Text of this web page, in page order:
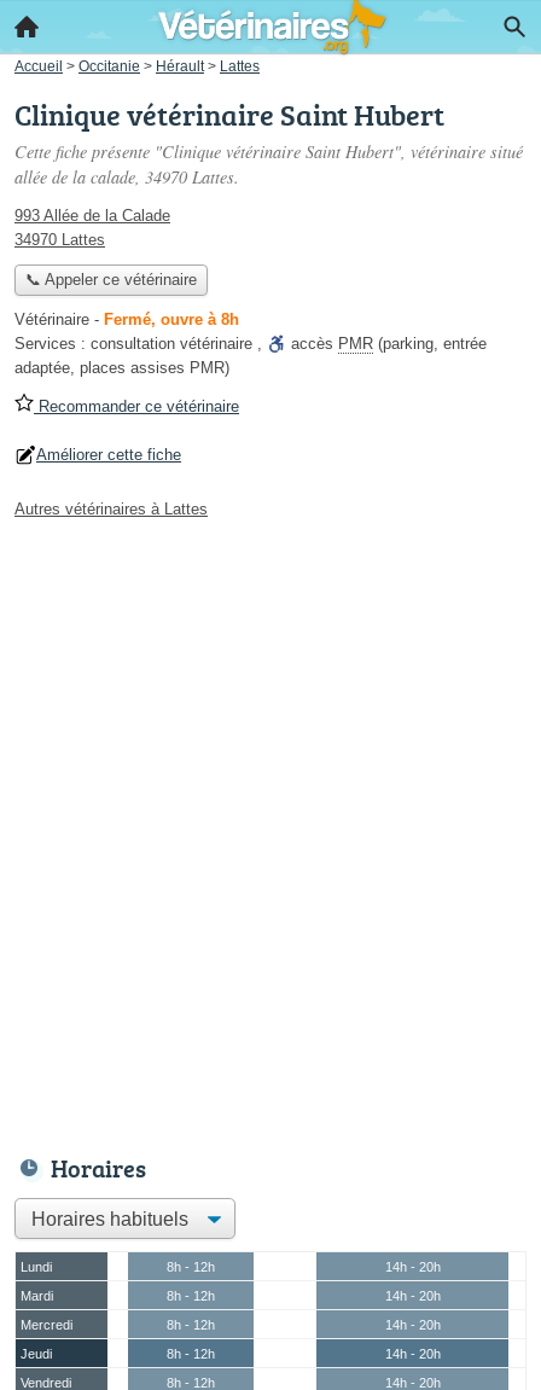
Accueil > Occitanie > Hérault > Lattes
Clinique vétérinaire Saint Hubert
Cette fiche présente "Clinique vétérinaire Saint Hubert", vétérinaire situé
allée de la calade, 34970 Lattes.
993 Allée de la Calade
34970 Lattes
📞 Appeler ce vétérinaire
Vétérinaire - Fermé, ouvre à 8h
Services : consultation vétérinaire , accès PMR (parking, entrée
adaptée, places assises PMR)
Recommander ce vétérinaire
Améliorer cette fiche
Autres vétérinaires à Lattes
Horaires
Lundi 8h - 12h
14h - 20h
Mardi
8h - 12h
14h - 20h
Mercredi
8h - 12h
14h - 20h
Jeudi
8h - 12h
14h - 20h
Vendredi
8h - 12h
14h - 20h